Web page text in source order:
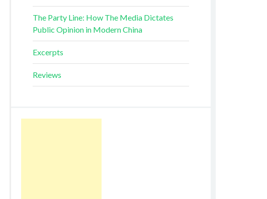
The Party Line: How The Media Dictates
Public Opinion in Modern China
Excerpts
Reviews